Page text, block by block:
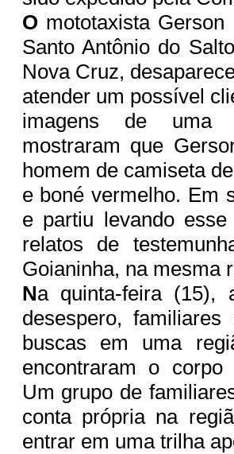
O mototaxista
Santo Antônio do
Nova Cruz,
atender um possível
imagens de uma
mostraram que
homem de camiseta
e boné vermelho. Em
e partiu levando
relatos de
Goianinha, na mesma
Na quinta-feira (15),
desespero,
buscas em uma
encontraram o corpo
Um grupo de
conta própria na
entrar em uma trilha